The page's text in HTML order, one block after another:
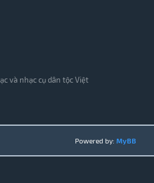
và nhạc cụ dân tộc Việt
Powered by: MyBB